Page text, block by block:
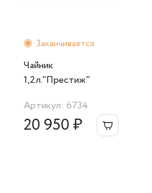
Заканчивается
Чайник
1,2л."Престиж"
Артикул: 6734
20 950 ₽